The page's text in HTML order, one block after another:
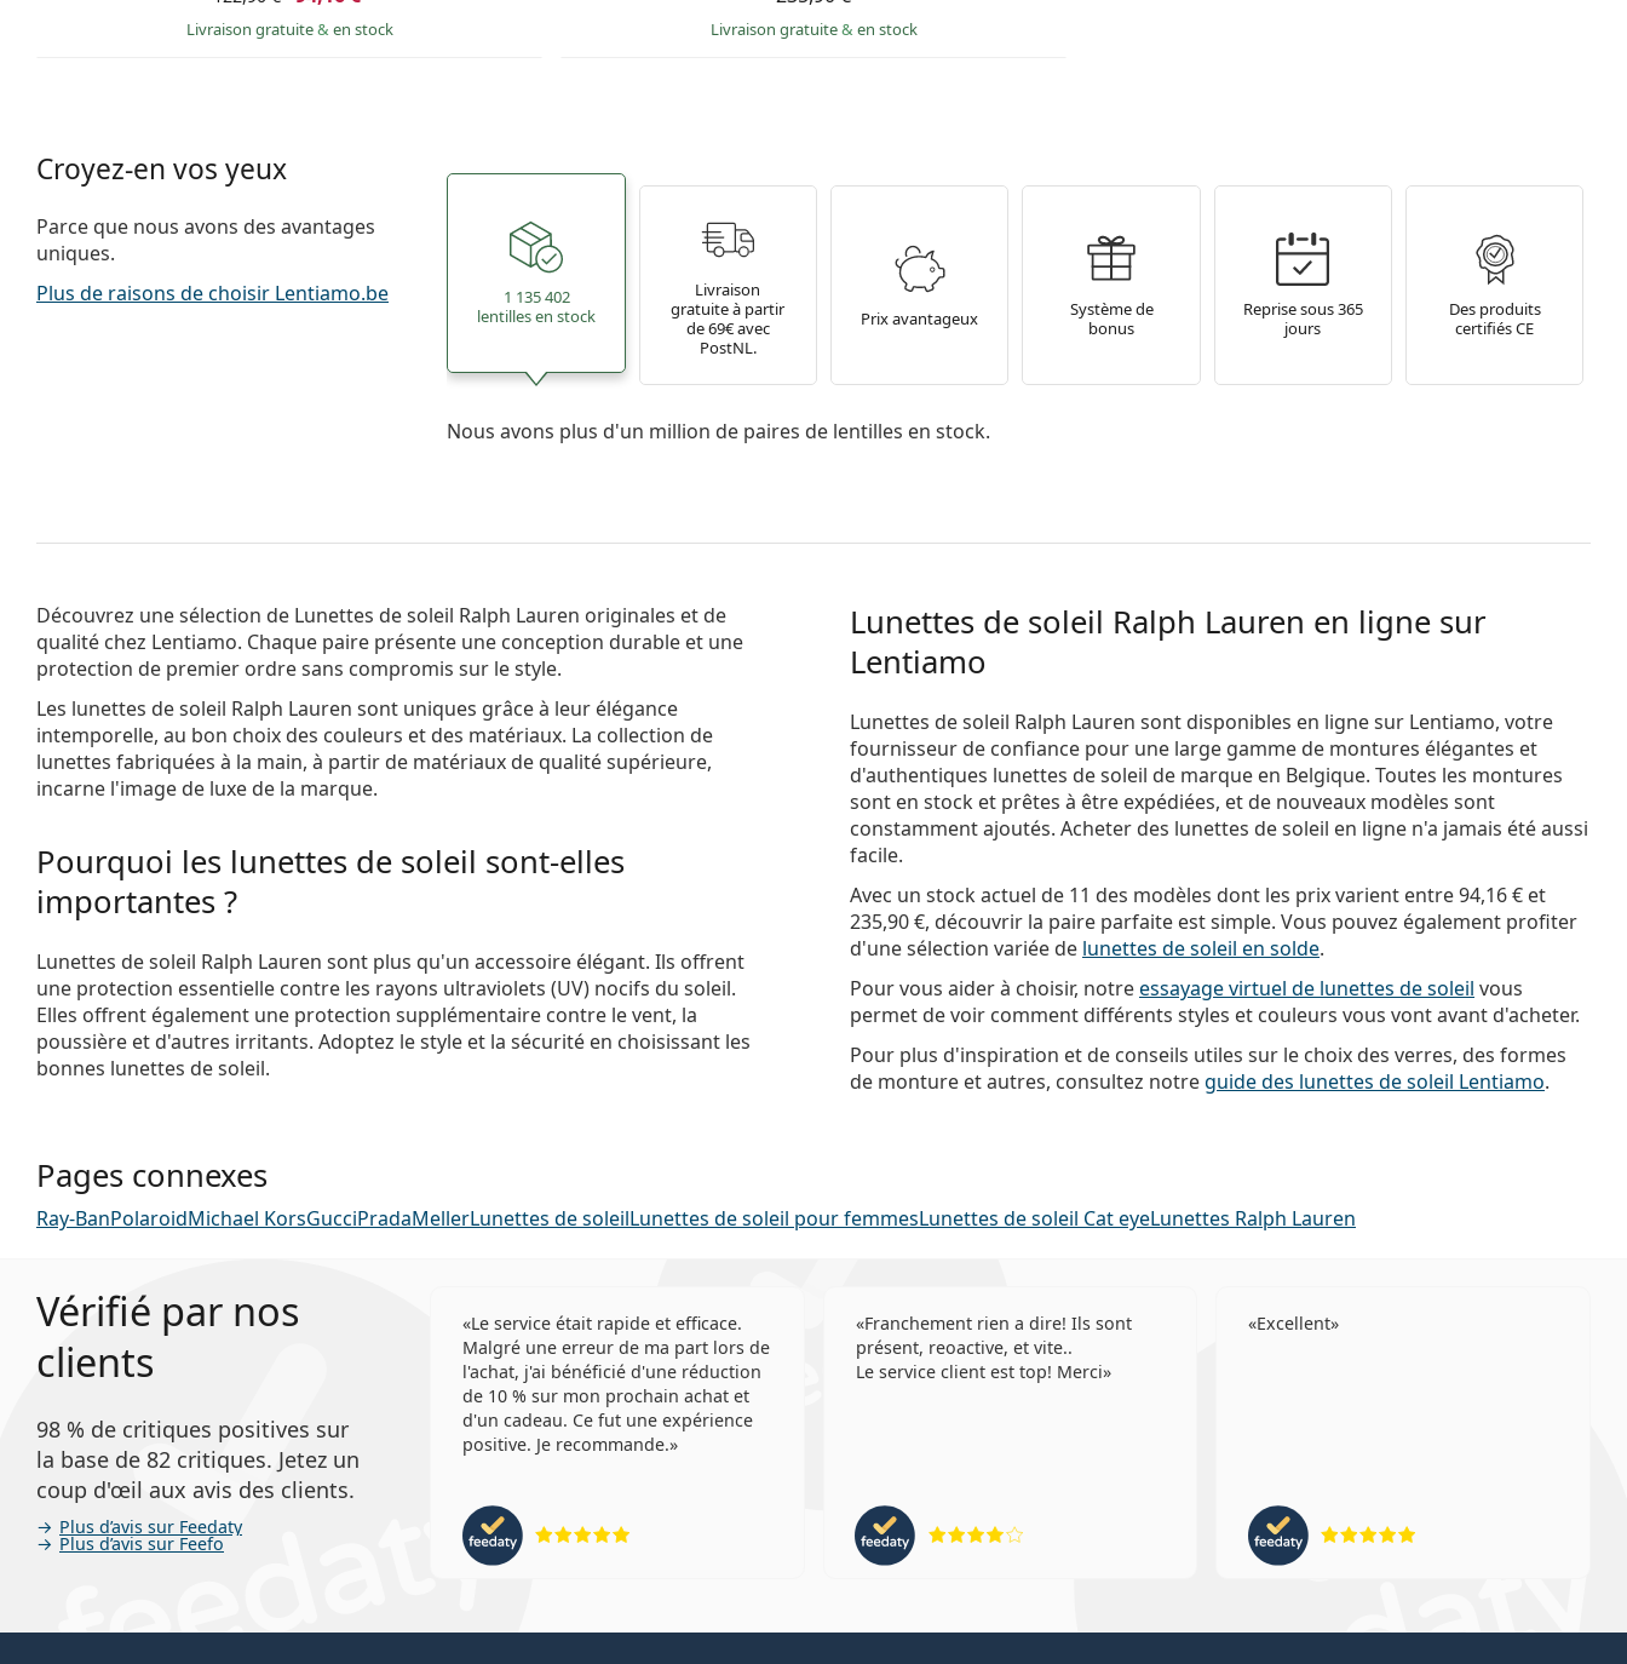
Livraison gratuite& en stock Livraison gratuite& en stock
Croyez-en vos yeux
Parce que nous avons des avantages
uniques.
Plus de raisons de choisir Lentiamo.be
1 135 402
lentilles en stock
Livraison
gratuite à partir
de 69€ avec
PostNL.
Prix avantageux
Système de
bonus
Reprise sous 365
jours
Des produits
certifiés CE
Nous avons plus d'un million de paires de lentilles en stock.
Découvrez une sélection de Lunettes de soleil Ralph Lauren originales et de
qualité chez Lentiamo. Chaque paire présente une conception durable et une
protection de premier ordre sans compromis sur le style.
Les lunettes de soleil Ralph Lauren sont uniques grâce à leur élégance
intemporelle, au bon choix des couleurs et des matériaux. La collection de
lunettes fabriquées à la main, à partir de matériaux de qualité supérieure,
incarne l'image de luxe de la marque.
Pourquoi les lunettes de soleil sont-elles
importantes ?
Lunettes de soleil Ralph Lauren sont plus qu'un accessoire élégant. Ils offrent
une protection essentielle contre les rayons ultraviolets (UV) nocifs du soleil.
Elles offrent également une protection supplémentaire contre le vent, la
poussière et d'autres irritants. Adoptez le style et la sécurité en choisissant les
bonnes lunettes de soleil.
Lunettes de soleil Ralph Lauren en ligne sur
Lentiamo
Lunettes de soleil Ralph Lauren sont disponibles en ligne sur Lentiamo, votre
fournisseur de confiance pour une large gamme de montures élégantes et
d'authentiques lunettes de soleil de marque en Belgique. Toutes les montures
sont en stock et prêtes à être expédiées, et de nouveaux modèles sont
constamment ajoutés. Acheter des lunettes de soleil en ligne n'a jamais été aussi
facile.
Avec un stock actuel de 11 des modèles dont les prix varient entre94,16 € et
235,90 €, découvrir la paire parfaite est simple. Vous pouvez également profiter
d'une sélection variée de lunettes de soleil en solde.
Pour vous aider à choisir, notreessayage virtuel de lunettes de soleil vous
permet de voir comment différents styles et couleurs vous vont avant d'acheter.
Pour plus d'inspiration et de conseils utiles sur le choix des verres, des formes
de monture et autres, consultez notreguide des lunettes de soleil Lentiamo.
Pages connexes
Ray-BanPolaroidMichael KorsGucciPradaMellerLunettes de soleilLunettes de soleil pour femmesLunettes de soleil Cat eyeLunettes Ralph Lauren
Vérifié par nos
clients
98 % de critiques positives sur
la base de 82 critiques. Jetez un
coup d'œil aux avis des clients.
Plus d’avis sur Feedaty
Plus d’avis sur Feefo
Le service était rapide et efficace.
Malgré une erreur de ma part lors de
l'achat, j'ai bénéficié d'une réduction
de 10 % sur mon prochain achat et
d'un cadeau. Ce fut une expérience
positive. Je recommande.
Franchement rien a dire! Ils sont
présent, reoactive, et vite..
Le service client est top! Merci
Excellent